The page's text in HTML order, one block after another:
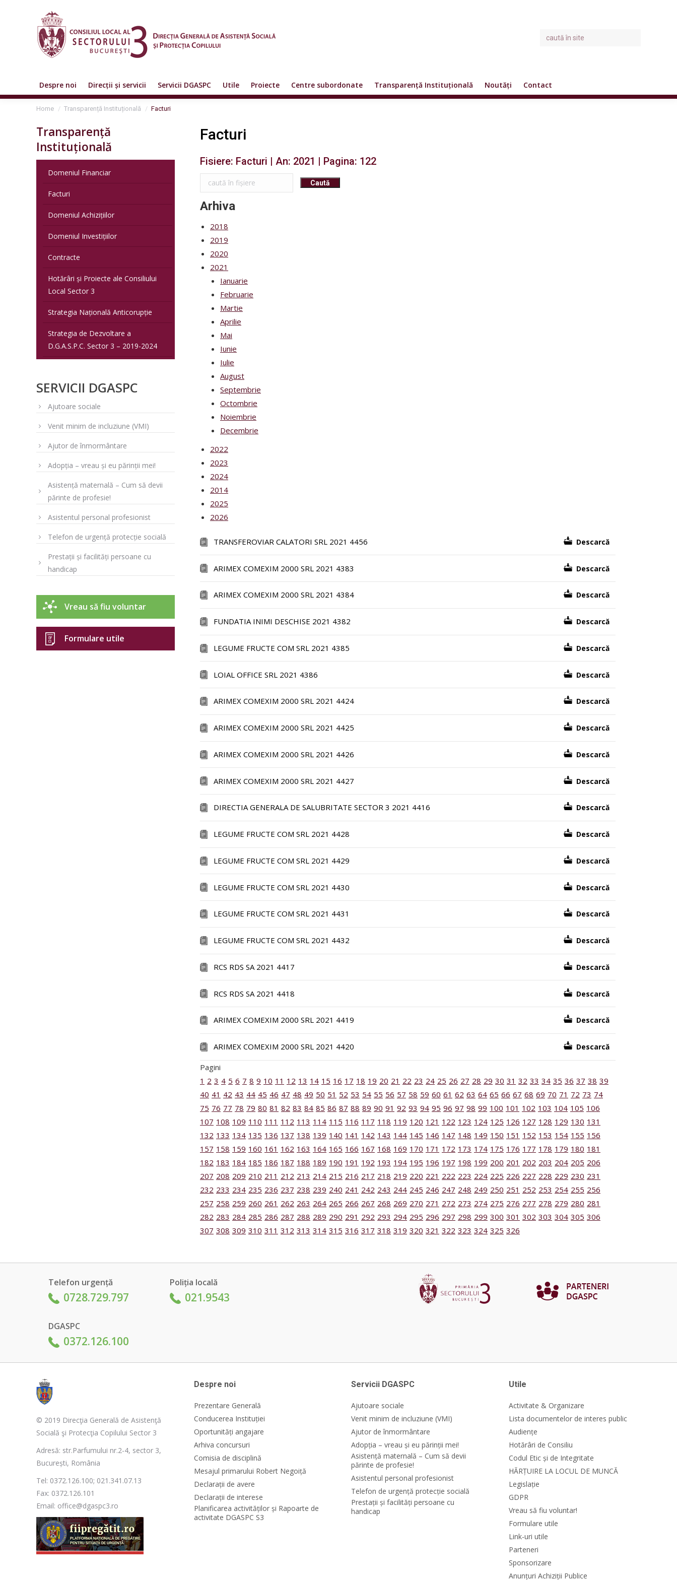
Despre noi Direcții și servicii Servicii DGASPC Utile Proiecte Centre subordonate Transparență Instituțională Noutăți Contact
You are here:
Home Transparență Instituțională Facturi
Facturi
Fisiere: Facturi | An: 2021 | Pagina: 122
Arhiva
2018
2019
2020
2021
Ianuarie
Februarie
Martie
Aprilie
Mai
Iunie
Iulie
August
Septembrie
Octombrie
Noiembrie
Decembrie
2022
2023
2024
2014
2025
2026
TRANSFEROVIAR CALATORI SRL 2021 4456 Descarcă
ARIMEX COMEXIM 2000 SRL 2021 4383 Descarcă
ARIMEX COMEXIM 2000 SRL 2021 4384 Descarcă
FUNDATIA INIMI DESCHISE 2021 4382 Descarcă
LEGUME FRUCTE COM SRL 2021 4385 Descarcă
LOIAL OFFICE SRL 2021 4386 Descarcă
ARIMEX COMEXIM 2000 SRL 2021 4424 Descarcă
ARIMEX COMEXIM 2000 SRL 2021 4425 Descarcă
ARIMEX COMEXIM 2000 SRL 2021 4426 Descarcă
ARIMEX COMEXIM 2000 SRL 2021 4427 Descarcă
DIRECTIA GENERALA DE SALUBRITATE SECTOR 3 2021 4416 Descarcă
LEGUME FRUCTE COM SRL 2021 4428 Descarcă
LEGUME FRUCTE COM SRL 2021 4429 Descarcă
LEGUME FRUCTE COM SRL 2021 4430 Descarcă
LEGUME FRUCTE COM SRL 2021 4431 Descarcă
LEGUME FRUCTE COM SRL 2021 4432 Descarcă
RCS RDS SA 2021 4417 Descarcă
RCS RDS SA 2021 4418 Descarcă
ARIMEX COMEXIM 2000 SRL 2021 4419 Descarcă
ARIMEX COMEXIM 2000 SRL 2021 4420 Descarcă
Pagini
1 2 3 4 5 6 7 8 9 10 11 12 13 14 15 16 17 18 19 20 21 22 23 24 25 26 27 28 29 30 31 32 33 34 35 36 37 38 39
40 41 42 43 44 45 46 47 48 49 50 51 52 53 54 55 56 57 58 59 60 61 62 63 64 65 66 67 68 69 70 71 72 73 74
75 76 77 78 79 80 81 82 83 84 85 86 87 88 89 90 91 92 93 94 95 96 97 98 99 100 101 102 103 104 105 106
107 108 109 110 111 112 113 114 115 116 117 118 119 120 121 122 123 124 125 126 127 128 129 130 131
132 133 134 135 136 137 138 139 140 141 142 143 144 145 146 147 148 149 150 151 152 153 154 155 156
157 158 159 160 161 162 163 164 165 166 167 168 169 170 171 172 173 174 175 176 177 178 179 180 181
182 183 184 185 186 187 188 189 190 191 192 193 194 195 196 197 198 199 200 201 202 203 204 205 206
207 208 209 210 211 212 213 214 215 216 217 218 219 220 221 222 223 224 225 226 227 228 229 230 231
232 233 234 235 236 237 238 239 240 241 242 243 244 245 246 247 248 249 250 251 252 253 254 255 256
257 258 259 260 261 262 263 264 265 266 267 268 269 270 271 272 273 274 275 276 277 278 279 280 281
282 283 284 285 286 287 288 289 290 291 292 293 294 295 296 297 298 299 300 301 302 303 304 305 306
307 308 309 310 311 312 313 314 315 316 317 318 319 320 321 322 323 324 325 326
Transparență
Instituțională
Domeniul Financiar
Facturi
Domeniul Achizițiilor
Domeniul Investițiilor
Contracte
Hotărâri și Proiecte ale Consiliului
Local Sector 3
Strategia Națională Anticorupție
Strategia de Dezvoltare a
D.G.A.S.P.C. Sector 3 – 2019-2024
SERVICII DGASPC
Ajutoare sociale
Venit minim de incluziune (VMI)
Ajutor de înmormântare
Adopția – vreau și eu părinții mei!
Asistență maternală – Cum să devii
părinte de profesie!
Asistentul personal profesionist
Telefon de urgență protecție socială
Prestații și facilități persoane cu
handicap
Vreau să fiu voluntar
Formulare utile
Telefon urgență
0728.729.797
Poliția locală
021.9543
DGASPC
0372.126.100
© 2019 Direcţia Generală de Asistenţă
Socială şi Protecţia Copilului Sector 3
Adresă: str.Parfumului nr.2-4, sector 3,
București, România
Tel: 0372.126.100; 021.341.07.13
Fax: 0372.126.101
Email: office@dgaspc3.ro
Despre noi
Prezentare Generală
Conducerea Instituției
Oportunități angajare
Arhiva concursuri
Comisia de disciplină
Mesajul primarului Robert Negoiță
Declarații de avere
Declarații de interese
Planificarea activităților și Rapoarte de
activitate DGASPC S3
Servicii DGASPC
Ajutoare sociale
Venit minim de incluziune (VMI)
Ajutor de înmormântare
Adopția – vreau și eu părinții mei!
Asistență maternală – Cum să devii
părinte de profesie!
Asistentul personal profesionist
Telefon de urgență protecție socială
Prestații și facilități persoane cu
handicap
Utile
Activitate & Organizare
Lista documentelor de interes public
Audiențe
Hotărâri de Consiliu
Codul Etic și de Integritate
HĂRȚUIRE LA LOCUL DE MUNCĂ
Legislație
GDPR
Vreau să fiu voluntar!
Formulare utile
Link-uri utile
Parteneri
Sponsorizare
Anunțuri Achiziții Publice